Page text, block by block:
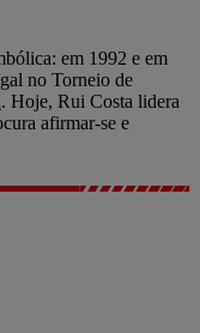
em 1992 e em
no Torneio de
. Hoje, Rui Costa lidera
afirmar-se e